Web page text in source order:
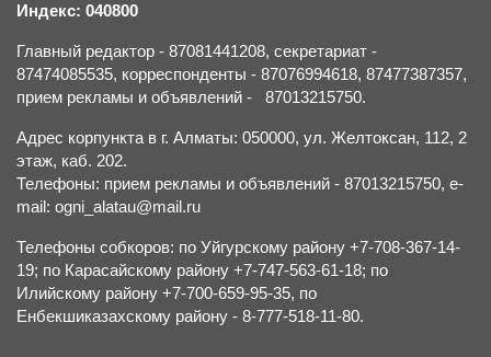
Индекс: 040800
Главный редактор - 87081441208, секретариат -
87474085535, корреспонденты - 87076994618, 87477387357,
прием рекламы и объявлений - 87013215750.
Адрес корпункта в г. Алматы: 050000, ул. Желтоксан, 112, 2
этаж, каб. 202.
Телефоны: прием рекламы и объявлений - 87013215750, e-
mail: ogni_alatau@mail.ru
Телефоны собкоров: по Уйгурскому району +7-708-367-14-
19; по Карасайскому району +7-747-563-61-18; по
Илийскому району +7-700-659-95-35, по
Енбекшиказахскому району - 8-777-518-11-80.